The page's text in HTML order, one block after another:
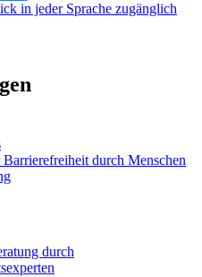
in jeder Sprache zugänglich
Barrierefreiheit durch Menschen
durch